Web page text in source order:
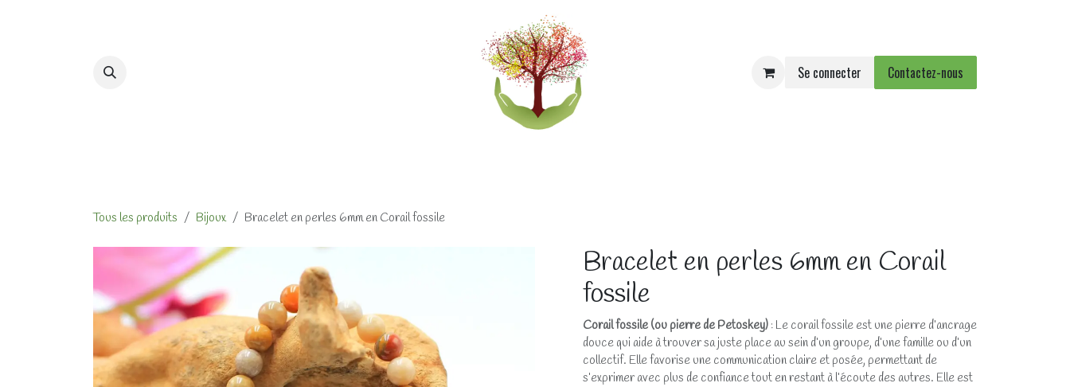
Se connecter Contactez-nous
Tous les produits Bijoux Bracelet en perles 6mm en Corail fossile
Bracelet en perles 6mm en Corail
fossile
Corail fossile (ou pierre de Petoskey) : Le corail fossile est une pierre d’ancrage
douce qui aide à trouver sa juste place au sein d’un groupe, d’une famille ou d’un
collectif. Elle favorise une communication claire et posée, permettant de
s’exprimer avec plus de confiance tout en restant à l’écoute des autres. Elle est